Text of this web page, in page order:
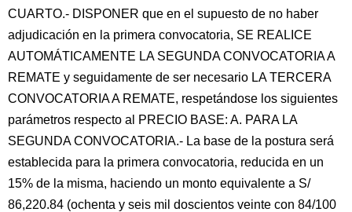
CUARTO.- DISPONER que en el supuesto de no haber
adjudicación en la primera convocatoria, SE REALICE
AUTOMÁTICAMENTE LA SEGUNDA CONVOCATORIA A
REMATE y seguidamente de ser necesario LA TERCERA
CONVOCATORIA A REMATE, respetándose los siguientes
parámetros respecto al PRECIO BASE: A. PARA LA
SEGUNDA CONVOCATORIA.- La base de la postura será
establecida para la primera convocatoria, reducida en un
15% de la misma, haciendo un monto equivalente a S/
86,220.84 (ochenta y seis mil doscientos veinte con 84/100